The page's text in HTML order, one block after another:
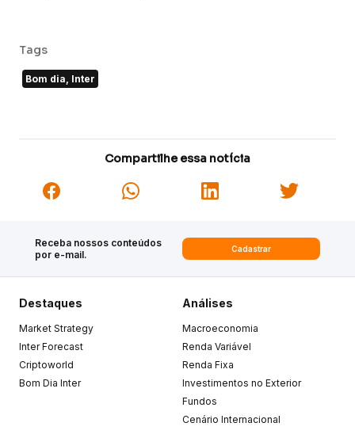
Tags
Bom dia, Inter
Compartilhe essa notícia
Receba nossos conteúdos
por e-mail.
Cadastrar
Destaques
Market Strategy
Inter Forecast
Criptoworld
Bom Dia Inter
Análises
Macroeconomia
Renda Variável
Renda Fixa
Investimentos no Exterior
Fundos
Cenário Internacional